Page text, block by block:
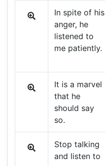
In spite of his
anger, he
listened to
me patiently.
It is a marvel
that he
should say
so.
Stop talking
and listen to